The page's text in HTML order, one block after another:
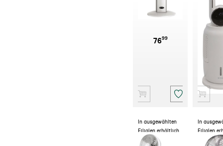
Turmventilator
Weiß 121 cm
7699
In ausgewählten
Filialen erhältlich
In
Filialen